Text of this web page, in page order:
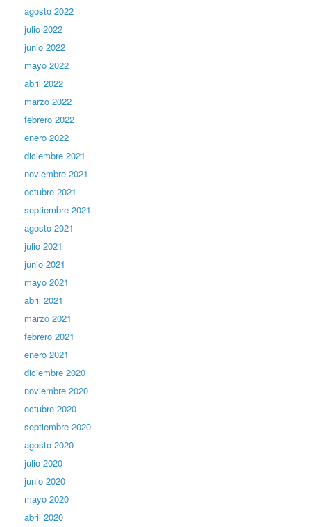
agosto 2022
julio 2022
junio 2022
mayo 2022
abril 2022
marzo 2022
febrero 2022
enero 2022
diciembre 2021
noviembre 2021
octubre 2021
septiembre 2021
agosto 2021
julio 2021
junio 2021
mayo 2021
abril 2021
marzo 2021
febrero 2021
enero 2021
diciembre 2020
noviembre 2020
octubre 2020
septiembre 2020
agosto 2020
julio 2020
junio 2020
mayo 2020
abril 2020